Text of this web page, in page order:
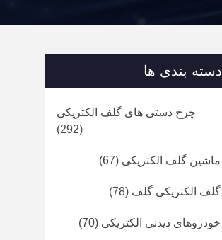
دسته بندی ها
چرخ دستی های گلف الکتریکی
(292)
ماشین گلف الکتریکی (67)
گلف الکتریکی گلف (78)
خودروهای دیدنی الکتریکی (70)